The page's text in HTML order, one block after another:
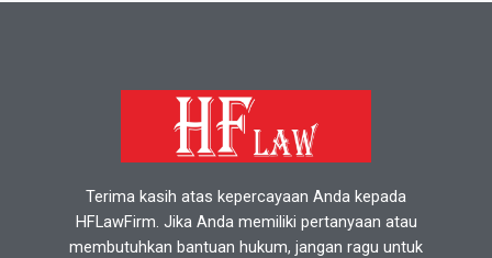
Terima kasih atas kepercayaan Anda kepada
HFLawFirm. Jika Anda memiliki pertanyaan atau
membutuhkan bantuan hukum, jangan ragu untuk